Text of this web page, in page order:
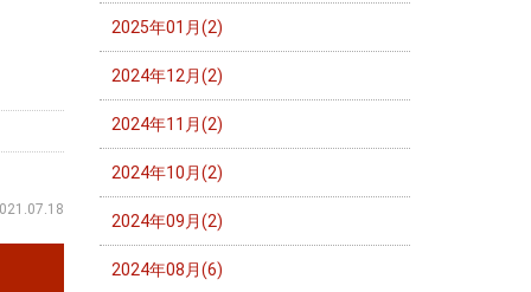
2025年01月(2)
2024年12月(2)
2024年11月(2)
2024年10月(2)
2024年09月(2)
2024年08月(6)